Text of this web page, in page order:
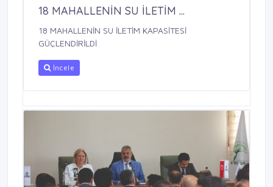
18 MAHALLENİN SU İLETİM ...
18 MAHALLENİN SU İLETİM KAPASİTESİ
GÜÇLENDİRİLDİ
İncele